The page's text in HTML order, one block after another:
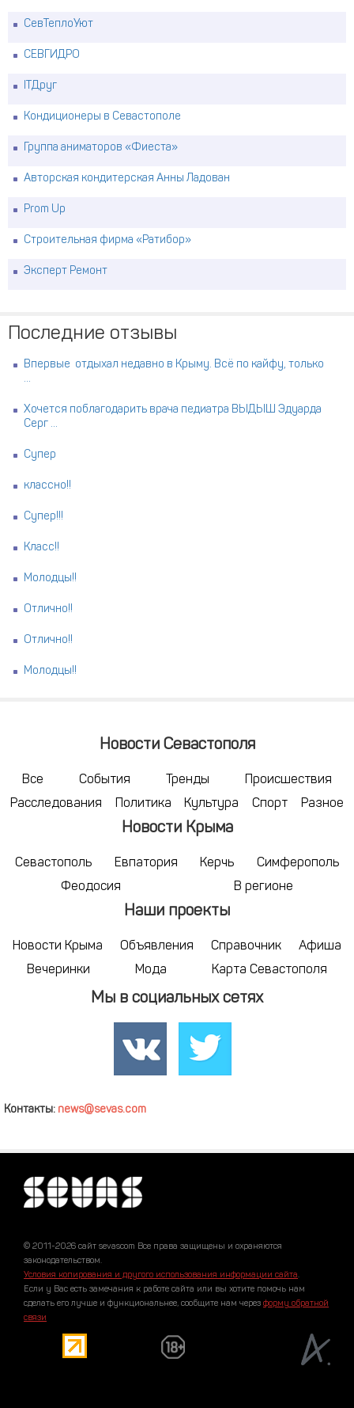
СевТеплоУют
СЕВГИДРО
ITДруг
Кондиционеры в Севастополе
Группа аниматоров «Фиеста»
Авторская кондитерская Анны Ладован
Prom Up
Строительная фирма «Ратибор»
Эксперт Ремонт
Последние отзывы
Впервые отдыхал недавно в Крыму. Всё по кайфу, только
...
Хочется поблагодарить врача педиатра ВЫДЫШ Эдуарда
Серг ...
Супер
классно!!
Супер!!!
Класс!!
Молодцы!!
Отлично!!
Отлично!!
Молодцы!!
Новости Севастополя
Все События Тренды
Происшествия
Расследования
Политика Культура Спорт Разное
Новости Крыма
Севастополь Евпатория Керчь
Симферополь
Феодосия
В регионе
Наши проекты
Новости Крыма Объявления Справочник
Афиша
Вечеринки
Мода Карта Севастополя
Мы в социальных сетях
Контакты: news@sevas.com
© 2011-2026 сайт sevascom Все права защищены и охраняются
законодательством.
Условия копирования и другого использования информации сайта.
Если у Вас есть замечания к работе сайта или вы хотите помочь нам
сделать его лучше и функциональнее, сообщите нам через форму обратной
связи